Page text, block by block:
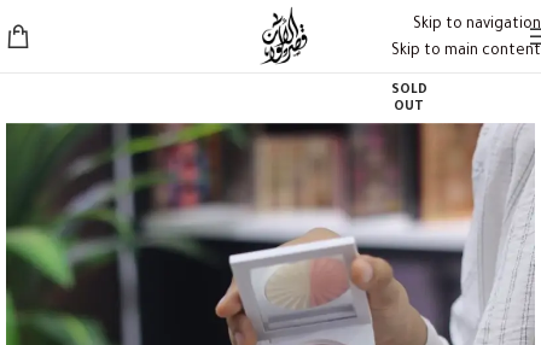
Skip to navigation
Skip to main content
SOLD
OUT